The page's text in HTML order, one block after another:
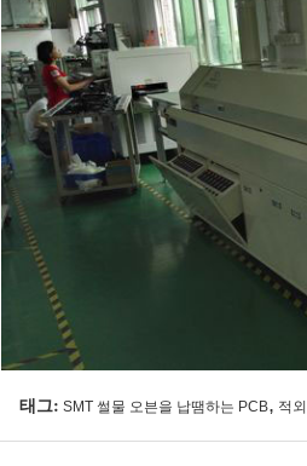
태그: SMT 썰물 오븐을 납땜하는 PCB, 적